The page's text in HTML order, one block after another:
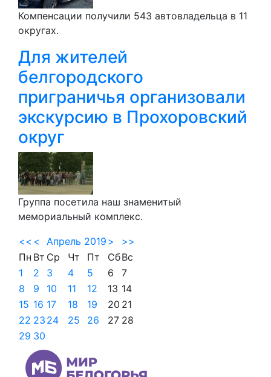
Компенсации получили 543 автовладельца в 11
округах.
Для жителей
белгородского
приграничья организовали
экскурсию в Прохоровский
округ
Группа посетила наш знаменитый
мемориальный комплекс.
<< < Апрель 2019 >
>>
Пн Вт Ср Чт Пт СбВс
1
2 3 4 5 6
7
8
9 10 11 12 13 14
15 16 17 18 19 20 21
22 23 24 25 26 27 28
29 30